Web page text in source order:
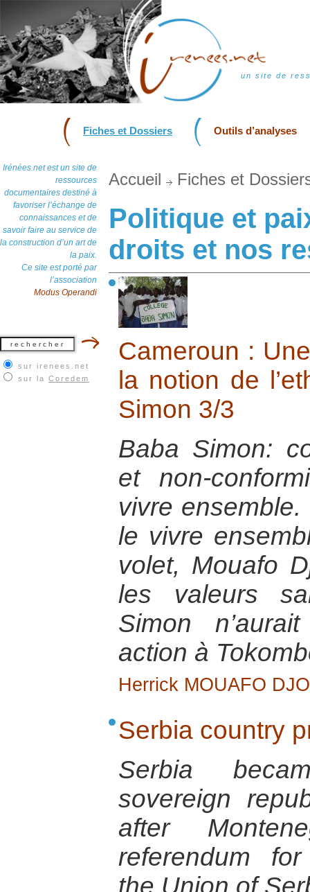
un site de
Fiches et Dossiers Outils d’analyses
Irénées.net est un site de
ressources
documentaires destiné à
favoriser l’échange de
connaissances et de
savoir faire au service de
la construction d’un art de
la paix.
Ce site est porté par
l’association
Modus Operandi
sur irenees.net
sur la Coredem
Accueil Fiches et
Politique et
droits et nos
Cameroun :
la notion de
Simon 3/3
Baba Simon:
et non-
vivre
le vivre
volet, Mouafo
les valeurs
Simon
action à
Herrick MOUAFO
Serbia country
Serbia
sovereign
after
referendum
the Union of